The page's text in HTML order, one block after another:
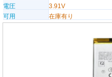
電圧
3.91V
可用
在庫有り